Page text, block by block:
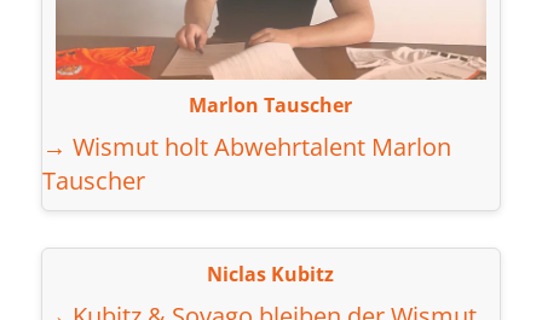
Marlon Tauscher
→ Wismut holt Abwehrtalent Marlon
Tauscher
Niclas Kubitz